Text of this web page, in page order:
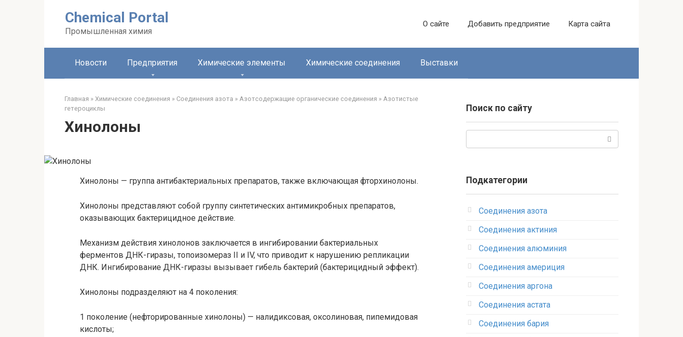
Chemical Portal
Промышленная химия
О сайте Добавить предприятие Карта сайта
Новости Предприятия Химические элементы Химические соединения Выставки
Главная » Химические соединения » Соединения азота » Азотсодержащие органические соединения » Азотистые
гетероциклы‎
Хинолоны
Хинолоны — группа антибактериальных препаратов, также включающая фторхинолоны.
Хинолоны представляют собой группу синтетических антимикробных препаратов,
оказывающих бактерицидное действие.
Механизм действия хинолонов заключается в ингибировании бактериальных
ферментов ДНК-гиразы, топоизомераз II и IV, что приводит к нарушению репликации
ДНК. Ингибирование ДНК-гиразы вызывает гибель бактерий (бактерицидный эффект).
Хинолоны подразделяют на 4 поколения:
1 поколение (нефторированные хинолоны) — налидиксовая, оксолиновая, пипемидовая
кислоты;
Поиск по сайту
Подкатегории
Соединения азота
Соединения актиния
Соединения алюминия‎
Соединения америция‎
Соединения аргона‎
Соединения астата‎
Соединения бария